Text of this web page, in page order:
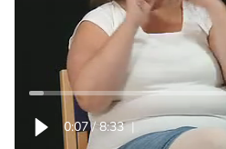
0:07 / 8:33 |